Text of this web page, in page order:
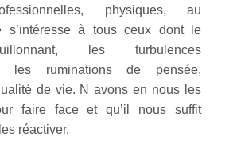
physiques, au
s’intéresse à tous ceux dont le
les turbulences
les ruminations de pensée,
de vie. N avons en nous les
faire face et qu’il nous suffit
réactiver.